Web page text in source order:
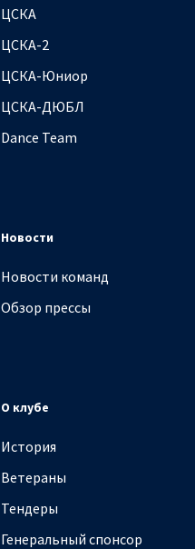
ЦСКА
ЦСКА-2
ЦСКА-Юниор
ЦСКА-ДЮБЛ
Dance Team
Новости
Новости команд
Обзор прессы
О клубе
История
Ветераны
Тендеры
Генеральный спонсор